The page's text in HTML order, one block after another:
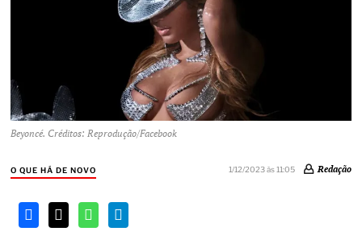
Beyoncé. Créditos: Reprodução/Facebook
O QUE HÁ DE NOVO 1/12/2023 às 11:05 Redação